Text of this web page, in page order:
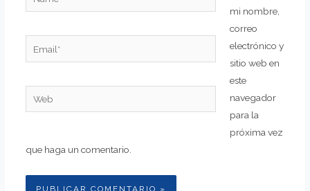
mi nombre,
correo
electrónico y
sitio web en
este
navegador
para la
próxima vez
que haga un comentario.